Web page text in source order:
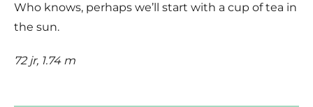
Who knows, perhaps we’ll start with a cup of tea in
the sun.
72 jr, 1.74 m